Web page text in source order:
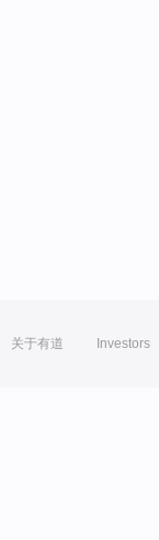
关于有道 Investors